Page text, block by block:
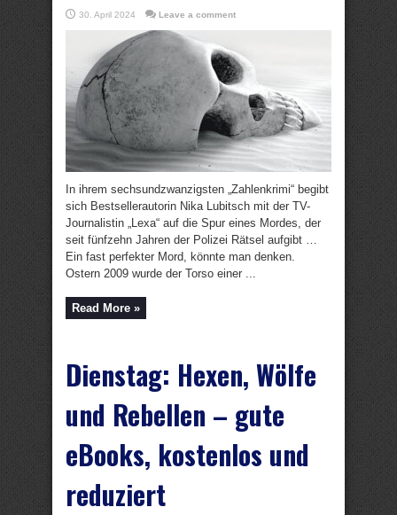
30. April 2024 Leave a comment
In ihrem sechsundzwanzigsten „Zahlenkrimi“ begibt
sich Bestsellerautorin Nika Lubitsch mit der TV-
Journalistin „Lexa“ auf die Spur eines Mordes, der
seit fünfzehn Jahren der Polizei Rätsel aufgibt …
Ein fast perfekter Mord, könnte man denken.
Ostern 2009 wurde der Torso einer ...
Read More »
Dienstag: Hexen, Wölfe
und Rebellen – gute
eBooks, kostenlos und
reduziert